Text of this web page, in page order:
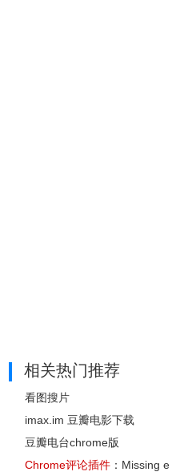
相关热门推荐
看图搜片
imax.im 豆瓣电影下载
豆瓣电台chrome版
Chrome评论插件 ：Missing e